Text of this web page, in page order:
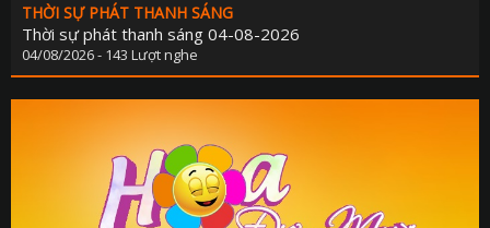
THỜI SỰ PHÁT THANH SÁNG
Thời sự phát thanh sáng 04-08-2026
04/08/2026 - 143 Lượt nghe